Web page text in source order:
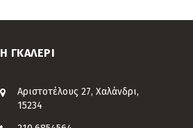
Η ΓΚΑΛΕΡΙ
Αριστοτέλους 27, Χαλάνδρι,
15234